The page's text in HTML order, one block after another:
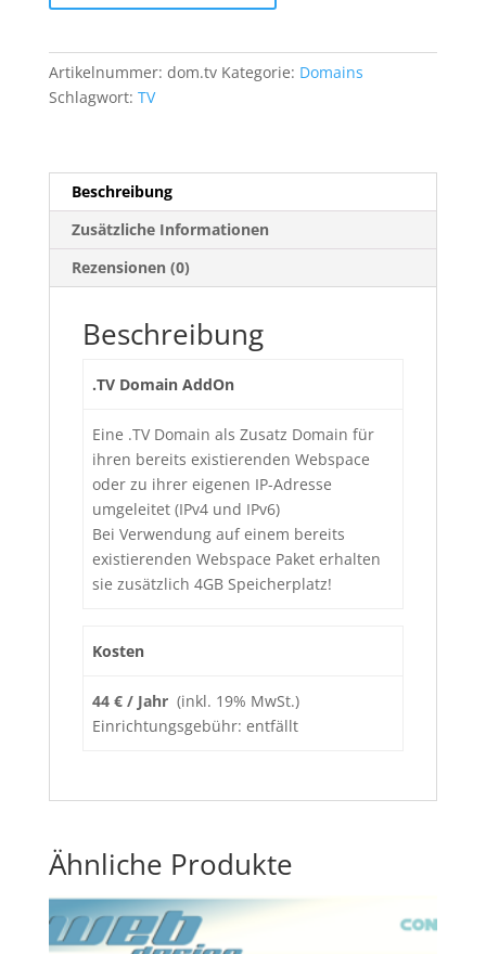
Menge
Artikelnummer: dom.tv Kategorie: Domains
Schlagwort: TV
Beschreibung
Zusätzliche Informationen
Rezensionen (0)
Beschreibung
.TV Domain AddOn
Eine .TV Domain als Zusatz Domain für
ihren bereits existierenden Webspace
oder zu ihrer eigenen IP-Adresse
umgeleitet (IPv4 und IPv6)
Bei Verwendung auf einem bereits
existierenden Webspace Paket erhalten
sie zusätzlich 4GB Speicherplatz!
Kosten
44 € / Jahr (inkl. 19% MwSt.)
Einrichtungsgebühr: entfällt
Ähnliche Produkte